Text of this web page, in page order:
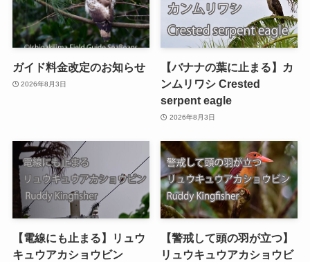
ガイド料金改定のお知らせ
2026年8月3日
【バナナの葉に止まる】カ
ンムリワシ Crested
serpent eagle
2026年8月3日
【電線にも止まる】リュウ
キュウアカショウビン
【警戒して頭の羽が立つ】
リュウキュウアカショウビ